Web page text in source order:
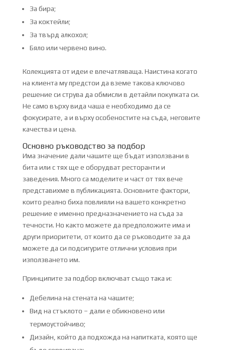
За бира;
За коктейли;
За твърд алкохол;
Бяло или червено вино.
Колекцията от идеи е впечатляваща. Наистина когато
на клиента му предстои да вземе такова ключово
решение си струва да обмисли в детайли покупката си.
Не само върху вида чаша е необходимо да се
фокусирате, а и върху особеностите на съда, неговите
качества и цена.
Основно ръководство за подбор
Има значение дали чашите ще бъдат използвани в
бита или с тях ще е оборудват ресторанти и
заведения. Много са моделите и част от тях вече
представихме в публикацията. Основните фактори,
които реално биха повлияли на вашето конкретно
решение е именно предназначението на съда за
течности. Но както можете да предположите има и
други приоритети, от които да се ръководите за да
можете да си подсигурите отлични условия при
използването им.
Принципите за подбор включват също така и:
Дебелина на стената на чашите;
Вид на стъклото – дали е обикновено или
термоустойчиво;
Дизайн, който да подхожда на напитката, която ще